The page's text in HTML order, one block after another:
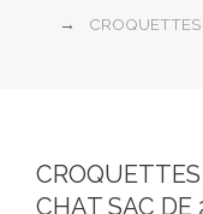
CHAT SAC DE